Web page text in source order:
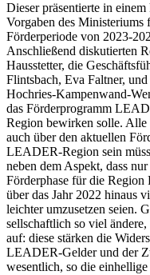
Dieser präsentierte in
Vorgaben des
Förderperiode von 2023-
Anschließend diskutierten
Hausstetter, die
Flintsbach, Eva Faltner,
Hochries-Kampenwand-
das Förderprogramm
Region bewirken solle.
auch über den aktuellen
LEADER-Region sein
neben dem Aspekt, dass
Förderphase für die Region
über das Jahr 2022 hinaus
leichter umzusetzen seien.
sellschaftlich so viel
auf: diese stärken die
LEADER-Gelder und der
wesentlich, so die